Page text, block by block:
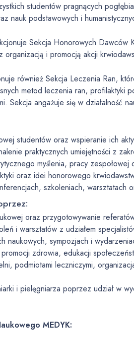
studentów pragnących
nauk podstawowych i
Sekcja Honorowych Dawców
i promocją akcji
również Sekcja Leczenia Ran,
metod leczenia ran, profilaktyki
Sekcja angażuje się w działalność
studentów oraz wspieranie ich
praktycznych umiejętności z
myślenia, pracy
oraz idei honorowego
szkoleniach, warsztatach
oraz przygotowywanie
i warsztatów z udziałem
naukowych, sympozjach i
zdrowia, edukacji
podmiotami leczniczymi,
i pielęgniarza poprzez udział w
MEDYK: